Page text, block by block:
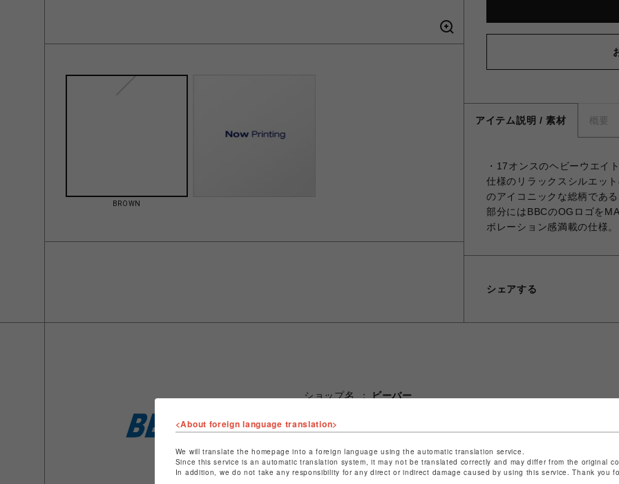
BROWN
アイテム説明 / 素材 概要
・17オンスのヘビーウエイ
仕様のリラックスシルエッ
のアイコニックな総柄であ
部分にはBBCのOGロゴを
ボレーション感満載の仕様。
シェアする
ショップ名
ビーバー
ショップお問い合わせはこちら
<About foreign language translation>
We will translate the homepage into a foreign language using the automatic translation service.
Since this service is an automatic translation system, it may not be translated correctly and may differ from the original
In addition, we do not take any responsibility for any direct or indirect damage caused by using this service. Thank you